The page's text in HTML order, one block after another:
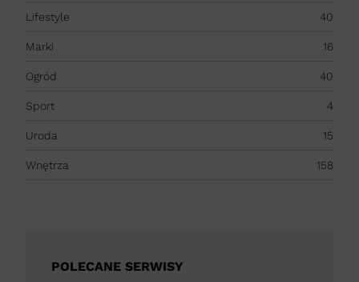
Lifestyle 40
Marki 16
Ogród 40
Sport 4
Uroda 15
Wnętrza 158
POLECANE SERWISY